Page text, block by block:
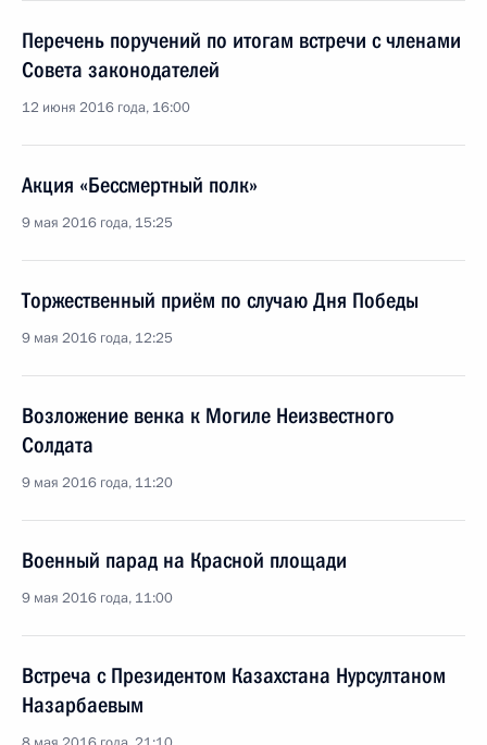
Перечень поручений по итогам встречи с членами
Совета законодателей
12 июня 2016 года, 16:00
Акция «Бессмертный полк»
9 мая 2016 года, 15:25
Торжественный приём по случаю Дня Победы
9 мая 2016 года, 12:25
Возложение венка к Могиле Неизвестного
Солдата
9 мая 2016 года, 11:20
Военный парад на Красной площади
9 мая 2016 года, 11:00
Встреча с Президентом Казахстана Нурсултаном
Назарбаевым